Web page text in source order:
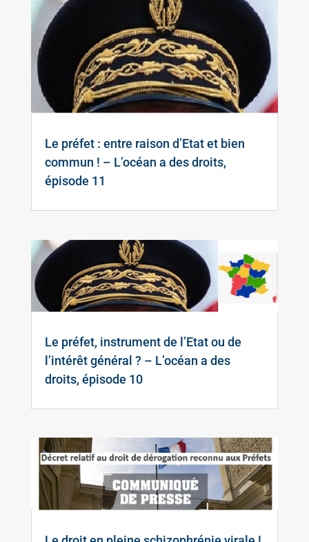
Le préfet : entre raison d’Etat et bien
commun ! – L’océan a des droits,
épisode 11
Le préfet, instrument de l’Etat ou de
l’intérêt général ? – L’océan a des
droits, épisode 10